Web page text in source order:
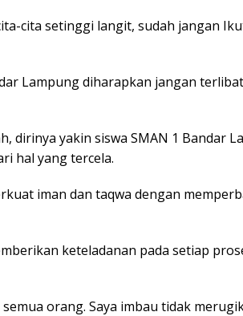
cita setinggi langit, sudah jangan
Lampung diharapkan jangan
dirinya yakin siswa SMAN 1 Bandar
hal yang tercela.
iman dan taqwa dengan
keteladanan pada setiap
orang. Saya imbau tidak